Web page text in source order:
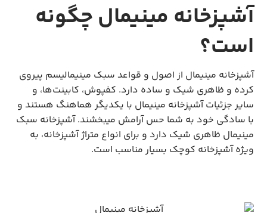
آشپزخانه مینیمال چگونه
است؟
آشپزخانه مینیمال از اصول و قواعد سبک مینیمالیسم پیروی
کرده و ظاهری شیک و ساده دارد. کفپوش، کابینت‌ها، و
سایر جزئیات آشپزخانه مینیمال با یکدیگر هماهنگ هستند و
با سادگی خود به شما حس آرامش می‎بخشند. آشپزخانه سبک
مینیمال ظاهری شیک دارد و برای انواع متراژ آشپزخانه، به
ویژه آشپزخانه کوچک بسیار مناسب است.